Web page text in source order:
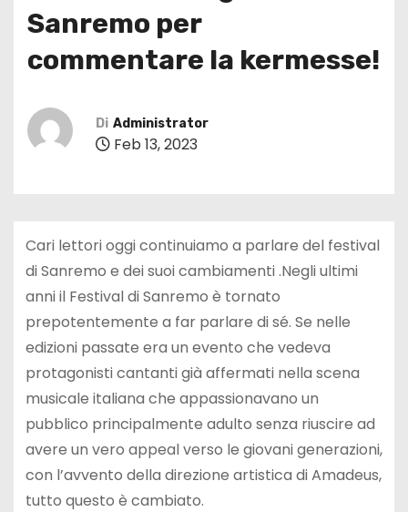
Sanremo per
commentare la kermesse!
Di Administrator
Feb 13, 2023
Cari lettori oggi continuiamo a parlare del festival
di Sanremo e dei suoi cambiamenti .Negli ultimi
anni il Festival di Sanremo è tornato
prepotentemente a far parlare di sé. Se nelle
edizioni passate era un evento che vedeva
protagonisti cantanti già affermati nella scena
musicale italiana che appassionavano un
pubblico principalmente adulto senza riuscire ad
avere un vero appeal verso le giovani generazioni,
con l’avvento della direzione artistica di Amadeus,
tutto questo è cambiato.